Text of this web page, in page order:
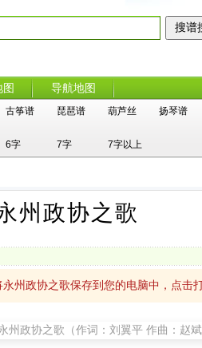
图 导航地图
古筝谱 琵琶谱 葫芦丝 扬琴谱
6字 7字 7字以上
州政协之歌
州政协之歌保存到您的电脑中，点击